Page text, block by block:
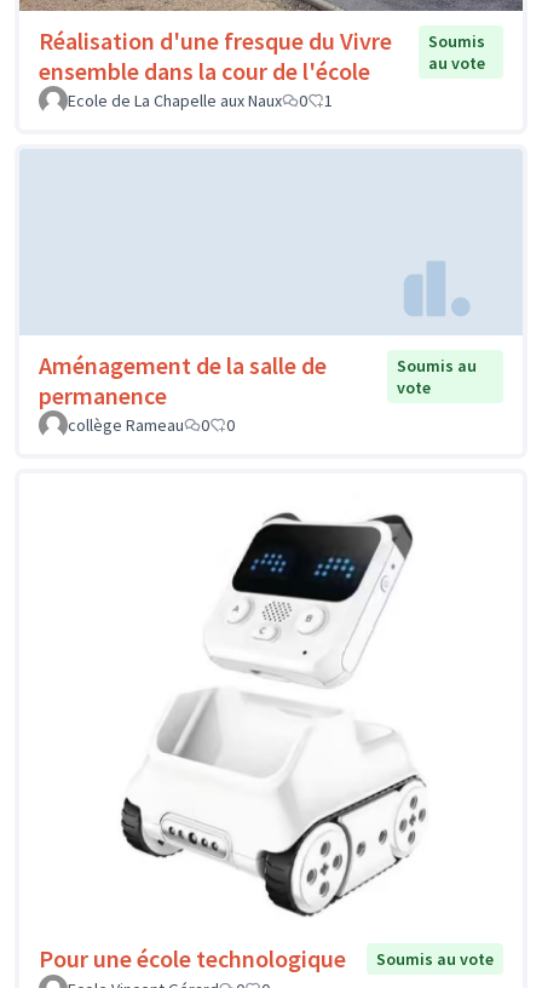
Réalisation d'une fresque du Vivre
ensemble dans la cour de l'école
Soumis
au vote
Ecole de La Chapelle aux Naux
0 1
Aménagement de la salle de
permanence
Soumis au
vote
collège Rameau
0 0
Pour une école technologique
Soumis au vote